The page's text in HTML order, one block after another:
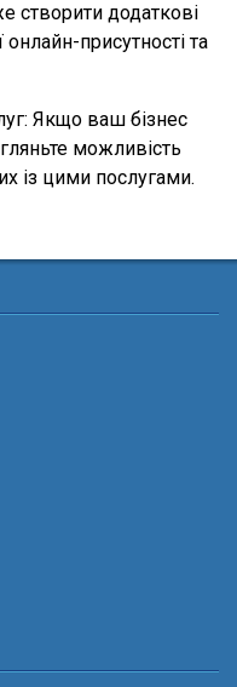
створити додаткові
присутності та
Якщо ваш бізнес
можливість
із цими послугами.